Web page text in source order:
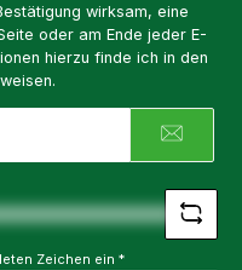
wirksam, eine
oder am Ende jeder E-
hierzu finde ich in den
Zeichen ein *